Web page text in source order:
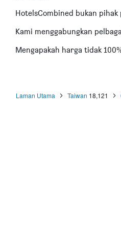
Hotel di Bangkok
Hotel di Putrajaya
Hotel di Shah Alam
HotelsCombined bukan pihak
Kami menggabungkan
Mengapakah harga tidak
Laman Utama Taiwan 18,121